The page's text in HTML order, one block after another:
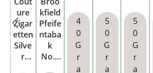
ure
Zigar
etten
Silve
r
kfield
Pfeife
ntaba
k
No.1
Gelb
Pouc
h
4
0
G
r
a
nal
Blue
Pouc
h XL
5
0
G
r
a
Pouc
h
5
0
G
r
a